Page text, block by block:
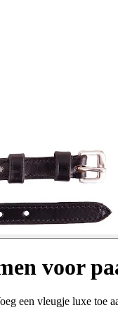
voor
een vleugje luxe toe